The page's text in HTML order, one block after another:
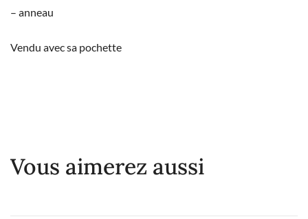
– anneau
Vendu avec sa pochette
Vous aimerez aussi